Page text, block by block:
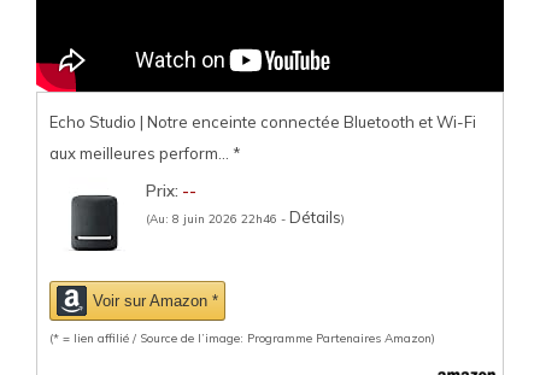
Echo Studio | Notre enceinte connectée Bluetooth et Wi-Fi
aux meilleures perform... *
Prix: --
(Au: 8 juin 2026 22h46 - Détails)
Voir sur Amazon *
(* = lien affilié / Source de l’image: Programme Partenaires Amazon)